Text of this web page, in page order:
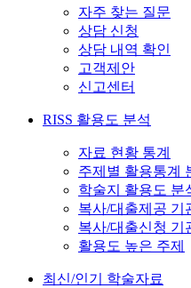
자주 찾는 질문
상담 신청
상담 내역 확인
고객제안
신고센터
RISS 활용도 분석
자료 현황 통계
주제별 활용통계
학술지 활용도 분
복사/대출제공 기
복사/대출신청 기
활용도 높은 주제
최신/인기 학술자료